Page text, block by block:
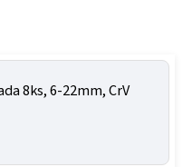
8ks, 6-22mm, CrV